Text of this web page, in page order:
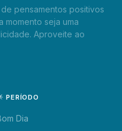
pensamentos positivos
momento seja uma
Aproveite ao
PERÍODO
Dia